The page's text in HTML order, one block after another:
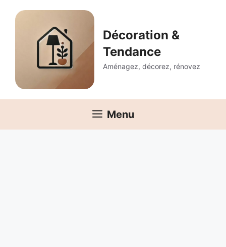
Décoration &
Tendance
Aménagez, décorez, rénovez
Menu